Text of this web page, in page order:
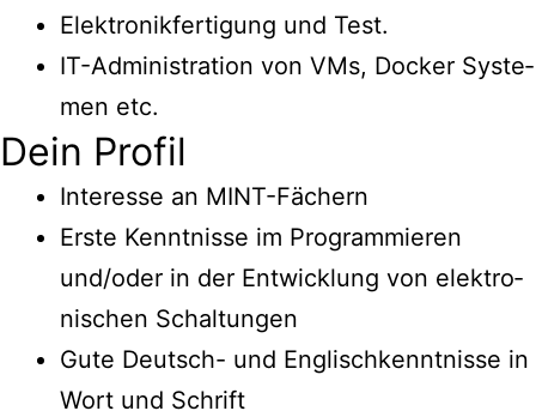
Elek­tronik­fer­ti­gung und Test.
IT-Admi­nis­tra­ti­on von VMs, Docker Sys­te­
men etc.
Dein Pro­fil
Inter­es­se an MINT-Fächern
Ers­te Kennt­nis­se im Pro­gram­mie­ren
und/oder in der Ent­wick­lung von elek­tro­
ni­schen Schaltungen
Gute Deutsch- und Eng­lisch­kennt­nis­se in
Wort und Schrift